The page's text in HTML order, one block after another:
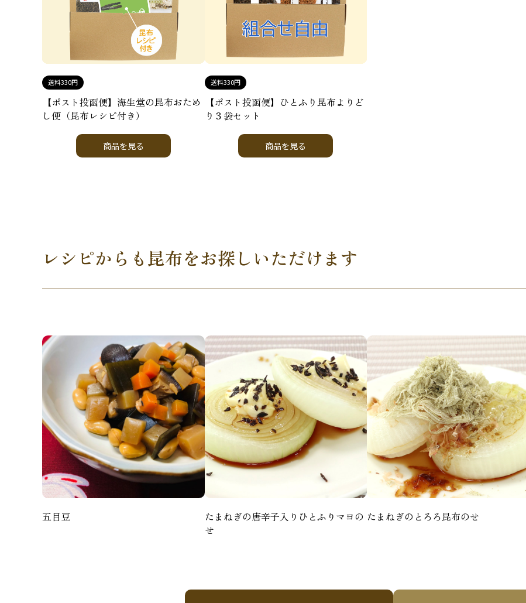
送料330円
【ポスト投函便】海生堂の昆布おため
し便（昆布レシピ付き）
商品を見る
送料330円
【ポスト投函便】ひとふり昆布よりど
り３袋セット
商品を見る
レシピからも昆布をお探しいただけます
五目豆
たまねぎの唐辛子入りひとふりマヨの
せ
たまねぎのとろろ昆布のせ